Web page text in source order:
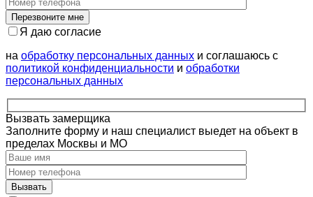
Я даю согласие
на обработку персональных данных и соглашаюсь с
политикой конфиденциальности и обработки
персональных данных
Вызвать замерщика
Заполните форму и наш специалист выедет на объект в
пределах Москвы и МО